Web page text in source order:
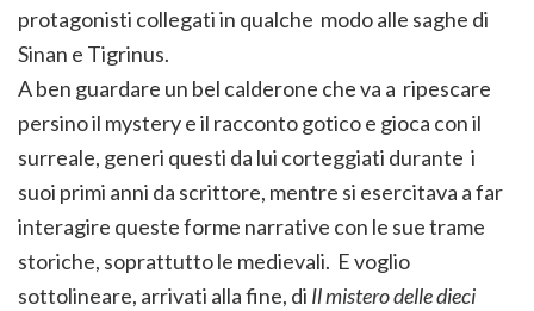
protagonisti collegati in qualche modo alle saghe di
Sinan e Tigrinus.
A ben guardare un bel calderone che va a ripescare
persino il mystery e il racconto gotico e gioca con il
surreale, generi questi da lui corteggiati durante i
suoi primi anni da scrittore, mentre si esercitava a far
interagire queste forme narrative con le sue trame
storiche, soprattutto le medievali. E voglio
sottolineare, arrivati alla fine, di Il mistero delle dieci